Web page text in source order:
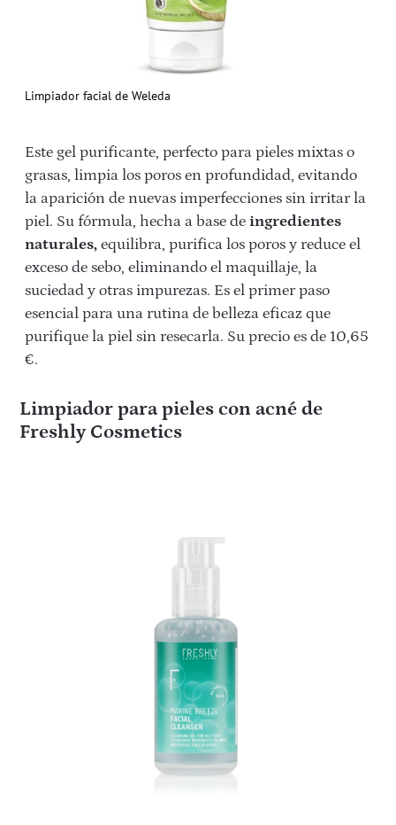
Limpiador facial de Weleda
Este gel purificante, perfecto para pieles mixtas o
grasas, limpia los poros en profundidad, evitando
la aparición de nuevas imperfecciones sin irritar la
piel. Su fórmula, hecha a base de ingredientes
naturales, equilibra, purifica los poros y reduce el
exceso de sebo, eliminando el maquillaje, la
suciedad y otras impurezas. Es el primer paso
esencial para una rutina de belleza eficaz que
purifique la piel sin resecarla. Su precio es de 10,65
€.
Limpiador para pieles con acné de
Freshly Cosmetics